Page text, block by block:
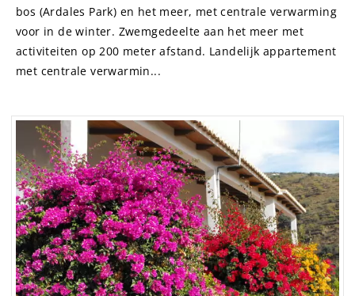
bos (Ardales Park) en het meer, met centrale verwarming
voor in de winter. Zwemgedeelte aan het meer met
activiteiten op 200 meter afstand. Landelijk appartement
met centrale verwarmin...